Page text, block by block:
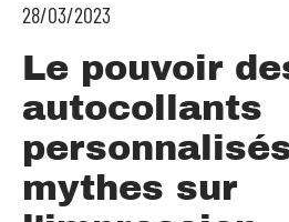
28/03/2023
Le pouvoir
autocollants
mythes sur